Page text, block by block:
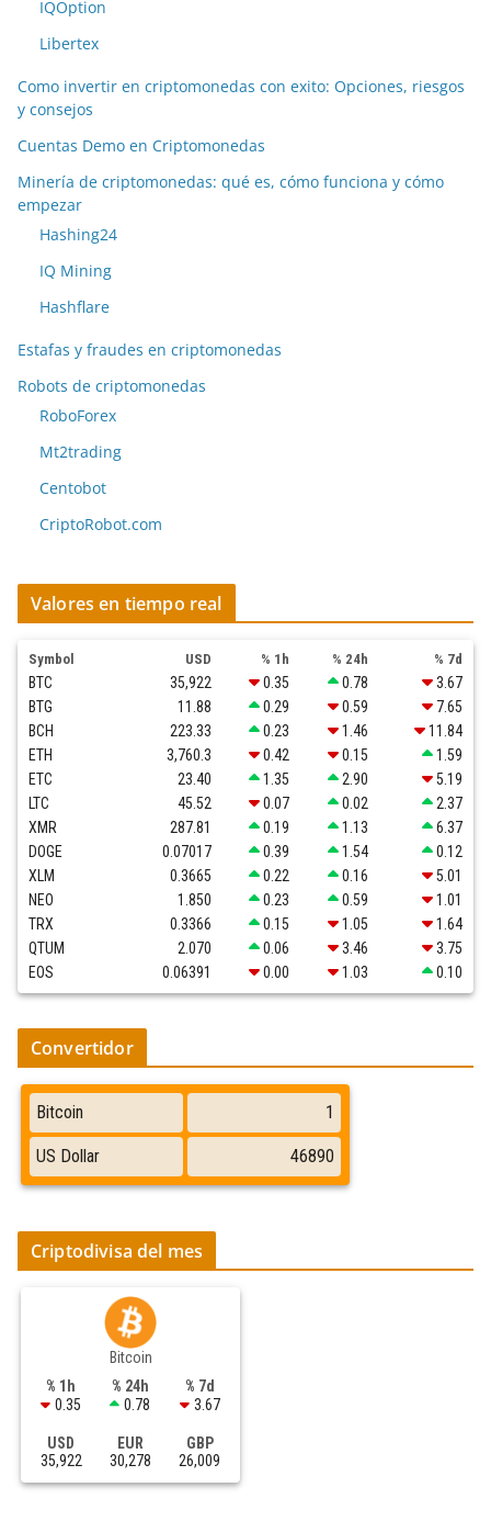
IQOption
Libertex
Como invertir en criptomonedas con exito: Opciones, riesgos
y consejos
Cuentas Demo en Criptomonedas
Minería de criptomonedas: qué es, cómo funciona y cómo
empezar
Hashing24
IQ Mining
Hashflare
Estafas y fraudes en criptomonedas
Robots de criptomonedas
RoboForex
Mt2trading
Centobot
CriptoRobot.com
Valores en tiempo real
Symbol USD % 1h % 24h % 7d
BTC 35,922 0.35 0.78
3.67
BTG
11.88 0.29 0.59
7.65
BCH
223.33 0.23 1.46
11.84
ETH
3,760.3 0.42 0.15
1.59
ETC
23.40 1.35 2.90
5.19
LTC
45.52 0.07 0.02
2.37
XMR
287.81 0.19 1.13
6.37
DOGE
0.07017 0.39 1.54
0.12
XLM
0.3665 0.22 0.16
5.01
NEO
1.850 0.23 0.59
1.01
TRX
0.3366 0.15 1.05
1.64
QTUM
2.070 0.06 3.46
3.75
EOS
0.06391 0.00 1.03 0.10
Convertidor
Criptodivisa del mes
Bitcoin
% 1h
0.35
% 24h
0.78
% 7d
3.67
USD
35,922
EUR
30,278
GBP
26,009